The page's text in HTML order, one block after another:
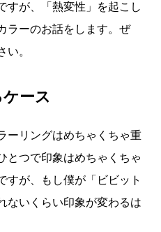
すが、「熱変性」を起こし
ラーのお話をします。ぜ
い。
ース
ーリングはめちゃくちゃ重
とつで印象はめちゃくちゃ
すが、もし僕が「ビビット
ないくらい印象が変わるは